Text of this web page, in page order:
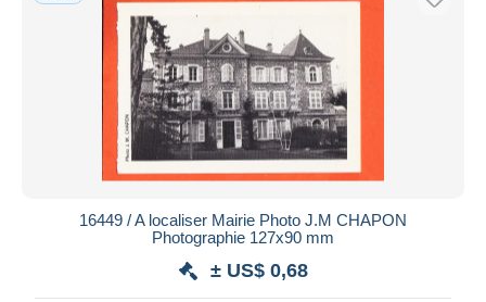
16449 / A localiser Mairie Photo J.M CHAPON
Photographie 127x90 mm
± US$ 0,68